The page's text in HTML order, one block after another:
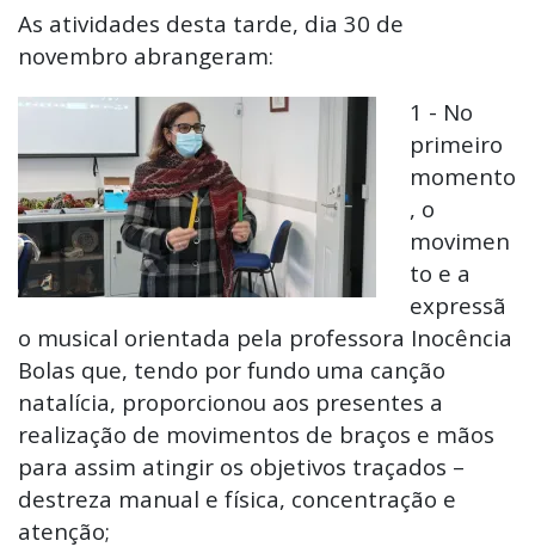
As atividades desta tarde, dia 30 de
novembro abrangeram:
1 - No
primeiro
momento
, o
movimen
to e a
expressã
o musical orientada pela professora Inocência
Bolas que, tendo por fundo uma canção
natalícia, proporcionou aos presentes a
realização de movimentos de braços e mãos
para assim atingir os objetivos traçados –
destreza manual e física, concentração e
atenção;